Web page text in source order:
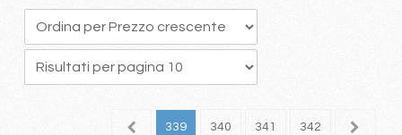
338 339 340 341 342 343